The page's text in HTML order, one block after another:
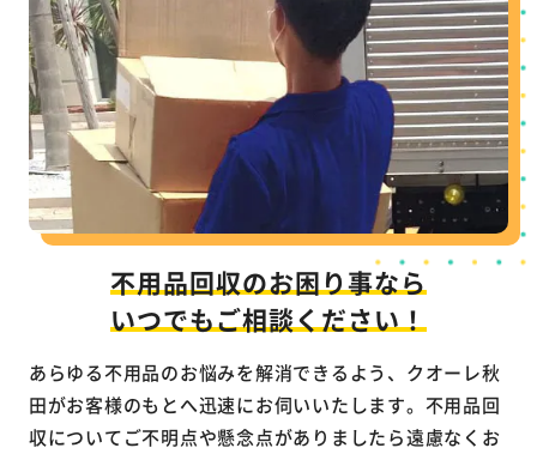
不用品回収のお困り事なら
いつでもご相談ください！
あらゆる不用品のお悩みを解消できるよう、クオーレ秋
田がお客様のもとへ迅速にお伺いいたします。不用品回
収についてご不明点や懸念点がありましたら遠慮なくお